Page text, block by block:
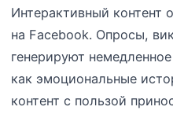
Интерактивный контент
на Facebook. Опросы,
генерируют
как эмоциональные
контент с пользой